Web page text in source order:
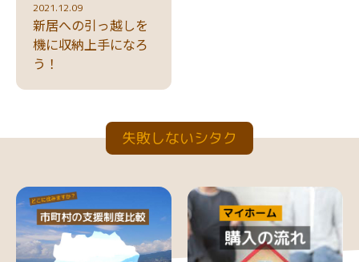
2021.12.09
新居への引っ越しを
機に収納上手になろ
う！
失敗しないシタク